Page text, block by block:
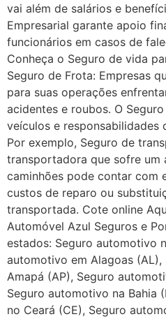
vai além de salários e
Empresarial garante apoio
funcionários em casos de
Conheça o Seguro de vida
Seguro de Frota: Empresas
para suas operações
acidentes e roubos. O
veículos e responsabilidades
Por exemplo, Seguro de
transportadora que sofre um
caminhões pode contar com
custos de reparo ou
transportada. Cote online
Automóvel Azul Seguros e
estados: Seguro automotivo
automotivo em Alagoas
Amapá (AP), Seguro
Seguro automotivo na Bahia
no Ceará (CE), Seguro